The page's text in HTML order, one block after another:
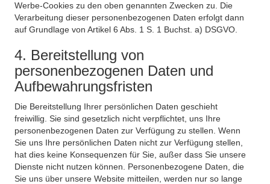
Werbe-Cookies zu den oben genannten Zwecken zu. Die
Verarbeitung dieser personenbezogenen Daten erfolgt dann
auf Grundlage von Artikel 6 Abs. 1 S. 1 Buchst. a) DSGVO.
4. Bereitstellung von
personenbezogenen Daten und
Aufbewahrungsfristen
Die Bereitstellung Ihrer persönlichen Daten geschieht
freiwillig. Sie sind gesetzlich nicht verpflichtet, uns Ihre
personenbezogenen Daten zur Verfügung zu stellen. Wenn
Sie uns Ihre persönlichen Daten nicht zur Verfügung stellen,
hat dies keine Konsequenzen für Sie, außer dass Sie unsere
Dienste nicht nutzen können. Personenbezogene Daten, die
Sie uns über unsere Website mitteilen, werden nur so lange